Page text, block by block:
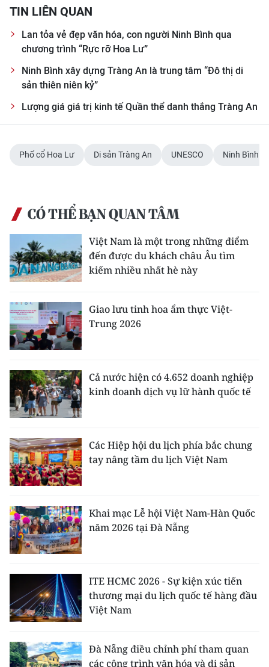
TIN LIÊN QUAN
Lan tỏa vẻ đẹp văn hóa, con người Ninh Bình qua
chương trình “Rực rỡ Hoa Lư”
Ninh Bình xây dựng Tràng An là trung tâm “Đô thị di
sản thiên niên kỷ”
Lượng giá giá trị kinh tế Quần thể danh thắng Tràng An
Phố cổ Hoa Lư Di sản Tràng An UNESCO Ninh Bình
CÓ THỂ BẠN QUAN TÂM
Việt Nam là một trong những điểm
đến được du khách châu Âu tìm
kiếm nhiều nhất hè này
Giao lưu tinh hoa ẩm thực Việt-
Trung 2026
Cả nước hiện có 4.652 doanh nghiệp
kinh doanh dịch vụ lữ hành quốc tế
Các Hiệp hội du lịch phía bắc chung
tay nâng tầm du lịch Việt Nam
Khai mạc Lễ hội Việt Nam-Hàn Quốc
năm 2026 tại Đà Nẵng
ITE HCMC 2026 - Sự kiện xúc tiến
thương mại du lịch quốc tế hàng đầu
Việt Nam
Đà Nẵng điều chỉnh phí tham quan
các công trình văn hóa và di sản